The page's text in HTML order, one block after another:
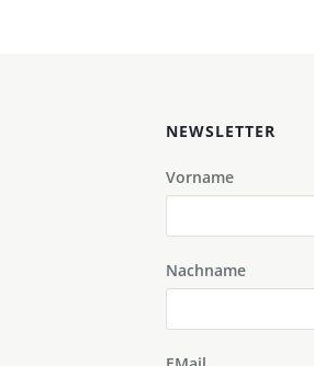
NEWSLETTER
Vorname
Nachname